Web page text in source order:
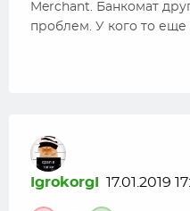
Merchant. Банкомат
проблем. У кого то
IgrokorgI 17.01.2019